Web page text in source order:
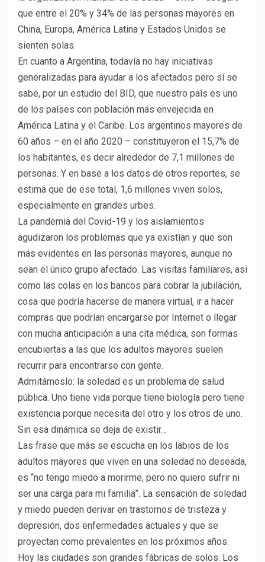
que entre el 20% y 34% de las personas mayores en
China, Europa, América Latina y Estados Unidos se
sienten solas.
En cuanto a Argentina, todavía no hay iniciativas
generalizadas para ayudar a los afectados pero sí se
sabe, por un estudio del BID, que nuestro país es uno
de los países con población más envejecida en
América Latina y el Caribe. Los argentinos mayores de
60 años – en el año 2020 – constituyeron el 15,7% de
los habitantes, es decir alrededor de 7,1 millones de
personas. Y en base a los datos de otros reportes, se
estima que de ese total, 1,6 millones viven solos,
especialmente en grandes urbes.
La pandemia del Covid-19 y los aislamientos
agudizaron los problemas que ya existían y que son
más evidentes en las personas mayores, aunque no
sean el único grupo afectado. Las visitas familiares, asi
como las colas en los bancos para cobrar la jubilación,
cosa que podría hacerse de manera virtual, ir a hacer
compras que podrían encargarse por Internet o llegar
con mucha anticipación a una cita médica, son formas
encubiertas a las que los adultos mayores suelen
recurrir para encontrarse con gente.
Admitámoslo: la soledad es un problema de salud
pública. Uno tiene vida porque tiene biología pero tiene
existencia porque necesita del otro y los otros de uno.
Sin esa dinámica se deja de existir…
Las frase que más se escucha en los labios de los
adultos mayores que viven en una soledad no deseada,
es “no tengo miedo a morirme, pero no quiero sufrir ni
ser una carga para mi familia”. La sensación de soledad
y miedo pueden derivar en trastornos de tristeza y
depresión, dos enfermedades actuales y que se
proyectan como prevalentes en los próximos años.
Hoy las ciudades son grandes fábricas de solos. Los